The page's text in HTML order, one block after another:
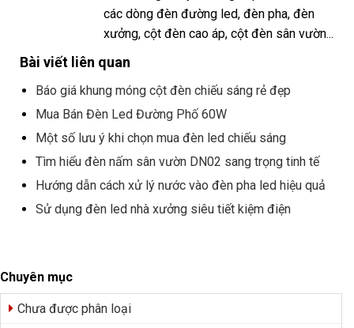
Chuyên mục
Chưa được phân loại
các dòng đèn đường led, đèn pha, đèn
xưởng, cột đèn cao áp, cột đèn sân vườn...
Bài viết liên quan
Báo giá khung móng cột đèn chiếu sáng rẻ đẹp
Mua Bán Đèn Led Đường Phố 60W
Một số lưu ý khi chọn mua đèn led chiếu sáng
Tìm hiểu đèn nấm sân vườn DN02 sang trọng tinh tế
Hướng dẫn cách xử lý nước vào đèn pha led hiệu quả
Sử dụng đèn led nhà xưởng siêu tiết kiệm điện